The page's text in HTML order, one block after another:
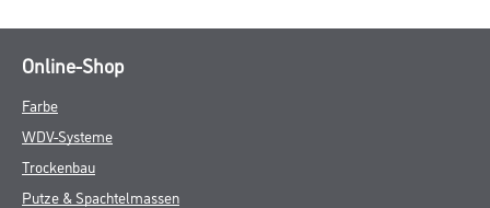
Online-Shop
Farbe
WDV-Systeme
Trockenbau
Putze & Spachtelmassen